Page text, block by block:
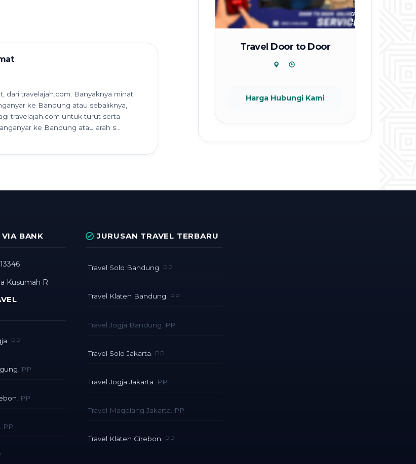
dari travelajah.com. Banyaknya minat
ke Bandung atau sebaliknya,
travelajah.com untuk turut serta
ke Bandung atau arah s...
Travel Door to Door
Harga Hubungi Kami
VIA BANK
Kusumah R
. PP
. PP
. PP
. PP
JURUSAN TRAVEL TERBARU
Travel Solo Bandung . PP
Travel Klaten Bandung. PP
Travel Jogja Bandung. PP
Travel Solo Jakarta . PP
Travel Jogja Jakarta . PP
Travel Magelang Jakarta. PP
Travel Klaten Cirebon. PP